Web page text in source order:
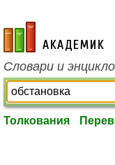
academic.ru
Словари и
Толкования